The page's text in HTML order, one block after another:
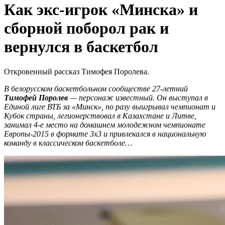
Как экс-игрок «Минска» и
сборной поборол рак и
вернулся в баскетбол
Откровенный рассказ Тимофея Поролева.
В белорусском баскетбольном сообществе 27-летний
Тимофей Поролев — персонаж известный. Он выступал в
Единой лиге ВТБ за «Минск», по разу выигрывал чемпионат и
Кубок страны, легионерствовал в Казахстане и Литве,
занимал 4-е место на домашнем молодежном чемпионате
Европы-2015 в формате 3x3 и привлекался в национальную
команду в классическом баскетболе…